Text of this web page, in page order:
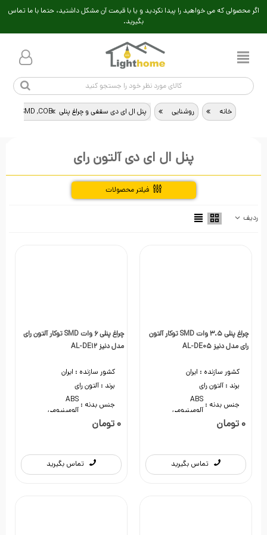
اگر محصولی که می خواهید را پیدا نکردید و یا با قیمت آن مشکل داشتید، حتما با ما تماس
بگیرید.
خانه > روشنایی > پنل ال ای دی سقفی و چراغ پنلی SMD ,COB
پنل ال ای دی آلتون رای
فیلتر محصولات
ردیف
چراغ پنلی 3.5 وات SMD توکار آلتون
رای مدل دنیز AL-DE05
کشور سازنده : ایران
برند : آلتون رای
جنس بدنه : ABS
آلومینیومی
0 تومان
تماس بگیرید
چراغ پنلی 6 وات SMD توکار آلتون رای
مدل دنیز AL-DE12
کشور سازنده : ایران
برند : آلتون رای
جنس بدنه : ABS
آلومینیومی
0 تومان
تماس بگیرید